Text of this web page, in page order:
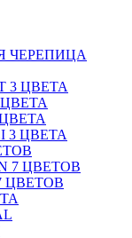
ЧЕРЕПИЦА
3 ЦВЕТА
3 ЦВЕТА
7 ЦВЕТОВ
ЦВЕТОВ